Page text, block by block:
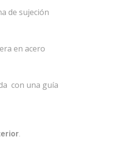
de sujeción
en acero
con una guía
.